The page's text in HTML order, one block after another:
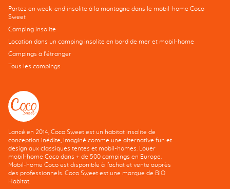
Partez en week-end insolite à la montagne dans le mobil-home Coco
Sweet
Camping insolite
Location dans un camping insolite en bord de mer et mobil-home
Campings à l’étranger
Tous les campings
Lancé en 2014, Coco Sweet est un habitat insolite de
conception inédite, imaginé comme une alternative fun et
design aux classiques tentes et mobil-homes. Louer
mobil-home Coco dans + de 500 campings en Europe.
Mobil-home Coco est disponible à l'achat et vente auprès
des professionnels. Coco Sweet est une marque de BIO
Habitat.